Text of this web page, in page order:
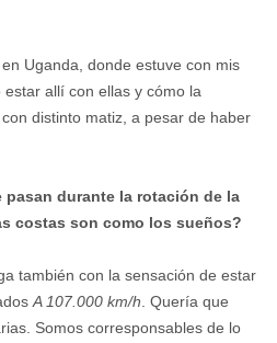
Uganda, donde estuve con mis
allí con ellas y cómo la
distinto matiz, a pesar de haber
pasan durante la rotación de la
costas son como los sueños?
también con la sensación de estar
A 107.000 km/h . Quería que
Somos corresponsables de lo